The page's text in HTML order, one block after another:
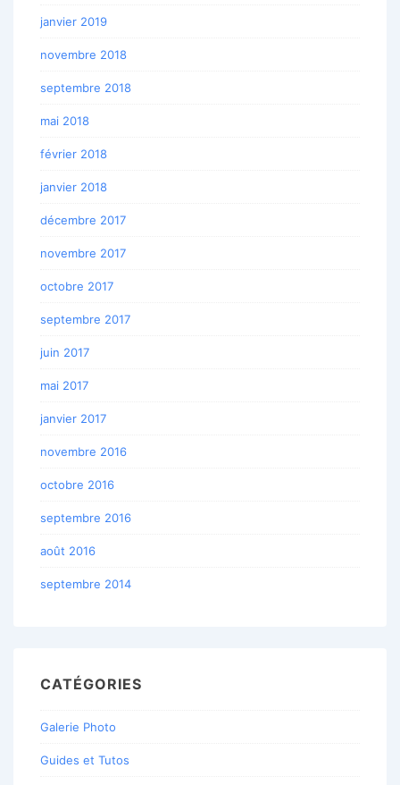
janvier 2019
novembre 2018
septembre 2018
mai 2018
février 2018
janvier 2018
décembre 2017
novembre 2017
octobre 2017
septembre 2017
juin 2017
mai 2017
janvier 2017
novembre 2016
octobre 2016
septembre 2016
août 2016
septembre 2014
CATÉGORIES
Galerie Photo
Guides et Tutos